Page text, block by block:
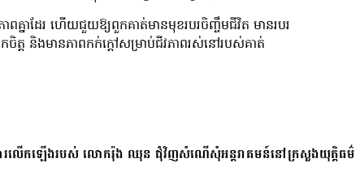
គ្នាដែរ ហើយជួយឱ្យពួកគាត់មានមុខរបរចិញ្ចឹមជីវិត មានរបរ
ត្ត និងមានភាពកក់ក្ដៅសម្រាប់ជីវភាពរស់នៅរបស់គាត់
រលើកឡើងរបស់ លោករ៉ុង ឈុន ជុំវិញសំណើសុំអន្តរាគមន៍នៅក្រសួងយុត្តិធម៌